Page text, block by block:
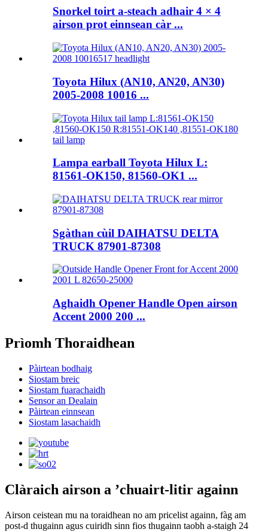
Snorkel toirt a-steach adhair 4 × 4
airson prot einnsean càr ...
Toyota Hilux (AN10, AN20, AN30)
2005-2008 10016 ...
Lampa earball Toyota Hilux L:
81561-OK150, 81560-OK1 ...
Sgàthan cùil DAIHATSU DELTA
TRUCK 87901-87308
Aghaidh Opener Handle Open airson
Accent 2000 200 ...
Prìomh Thoraidhean
Pàirtean bodhaig
Siostam breic
Siostam fuarachaidh
Sensor an Dealain
Pàirtean einnsean
Siostam lasachaidh
Clàraich airson a ’chuairt-litir againn
Airson ceistean mu na toraidhean no am pricelist againn, fàg am
post-d thugainn agus cuiridh sinn fios thugainn taobh a-staigh 24